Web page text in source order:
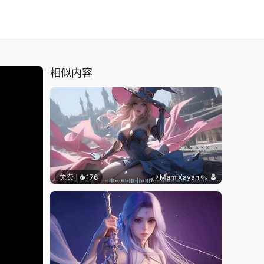
相似内容
免费 176 ｡✧MamiXayah✧｡